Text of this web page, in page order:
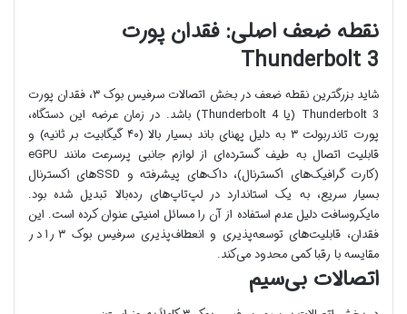
نقطه ضعف اصلی: فقدان پورت
Thunderbolt 3
شاید بزرگترین نقطه ضعف در بخش اتصالات سرفیس بوک ۳، فقدان پورت
Thunderbolt 3 (یا Thunderbolt 4) باشد. در زمان عرضه این دستگاه،
پورت تاندربولت ۳ به دلیل پهنای باند بسیار بالا (۴۰ گیگابیت بر ثانیه) و
قابلیت اتصال به طیف گسترده‌ای از لوازم جانبی پرسرعت مانند eGPU
(کارت گرافیک‌های اکسترنال)، داک‌های پیشرفته و SSDهای اکسترنال
بسیار سریع، به یک استاندارد در لپ‌تاپ‌های رده‌بالا تبدیل شده بود.
مایکروسافت دلیل عدم استفاده از آن را مسائل امنیتی عنوان کرده است. این
فقدان، قابلیت‌های توسعه‌پذیری و انعطاف‌پذیری سرفیس بوک ۳ را در
مقایسه با رقبا کمی محدود می‌کند.
اتصالات بی‌سیم